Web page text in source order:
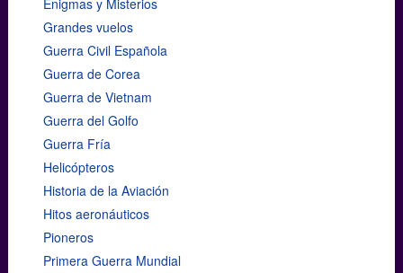
Grandes vuelos
Guerra Civil Española
Guerra de Corea
Guerra de Vietnam
Guerra del Golfo
Guerra Fría
Helicópteros
Historia de la Aviación
Hitos aeronáuticos
Pioneros
Primera Guerra Mundial